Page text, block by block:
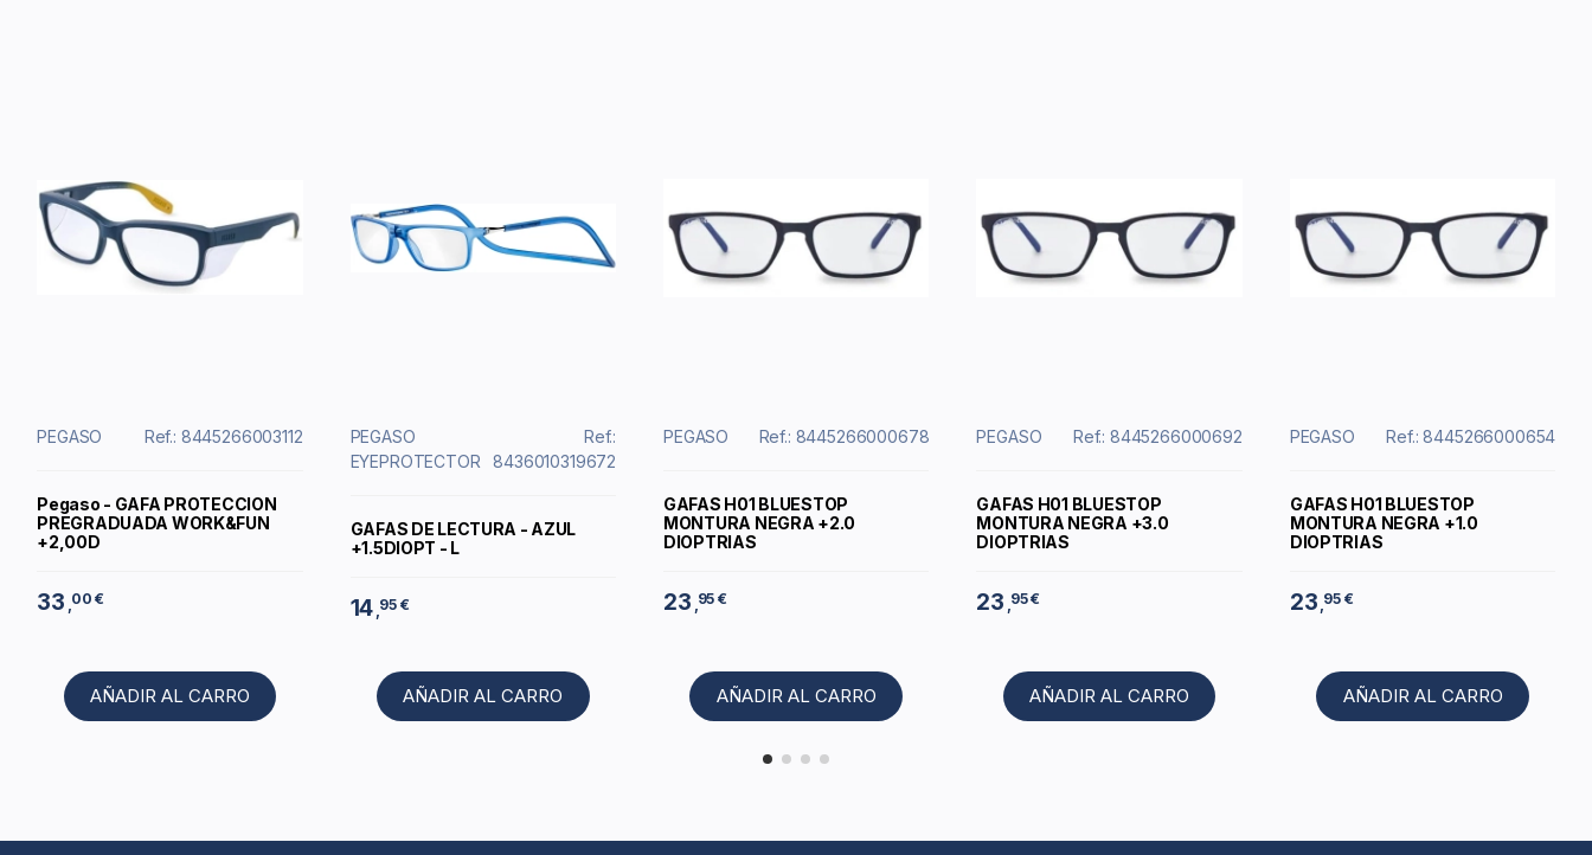
PEGASO Ref.: 8445266003112
Pegaso - GAFA PROTECCION
PREGRADUADA WORK&FUN
+2,00D
33 ,00 €
AÑADIR AL CARRO
PEGASO
EYEPROTECTOR
Ref.:
8436010319672
GAFAS DE LECTURA - AZUL
+1.5DIOPT - L
14 ,95 €
AÑADIR AL CARRO
PEGASO Ref.: 8445266000678
GAFAS H01 BLUESTOP
MONTURA NEGRA +2.0
DIOPTRIAS
23 ,95 €
AÑADIR AL CARRO
PEGASO Ref.: 8445266000692
GAFAS H01 BLUESTOP
MONTURA NEGRA +3.0
DIOPTRIAS
23 ,95 €
AÑADIR AL CARRO
PEGASO Ref.: 8445266000654
GAFAS H01 BLUESTOP
MONTURA NEGRA +1.0
DIOPTRIAS
23 ,95 €
AÑADIR AL CARRO